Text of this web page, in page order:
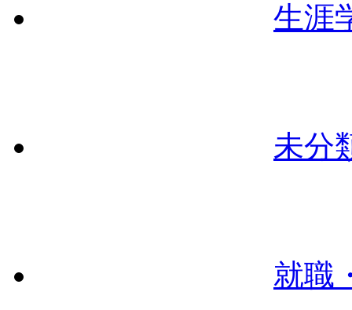
生涯
未分
就職